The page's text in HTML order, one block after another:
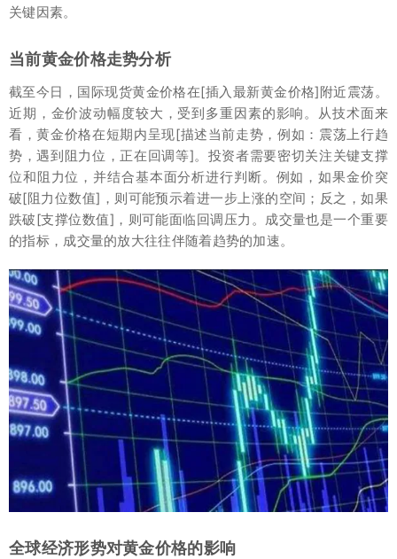
关键因素。
当前黄金价格走势分析
截至今日，国际现货黄金价格在[插入最新黄金价格]附近震荡。
近期，金价波动幅度较大，受到多重因素的影响。从技术面来
看，黄金价格在短期内呈现[描述当前走势，例如：震荡上行趋
势，遇到阻力位，正在回调等]。投资者需要密切关注关键支撑
位和阻力位，并结合基本面分析进行判断。例如，如果金价突
破[阻力位数值]，则可能预示着进一步上涨的空间；反之，如果
跌破[支撑位数值]，则可能面临回调压力。成交量也是一个重要
的指标，成交量的放大往往伴随着趋势的加速。
全球经济形势对黄金价格的影响